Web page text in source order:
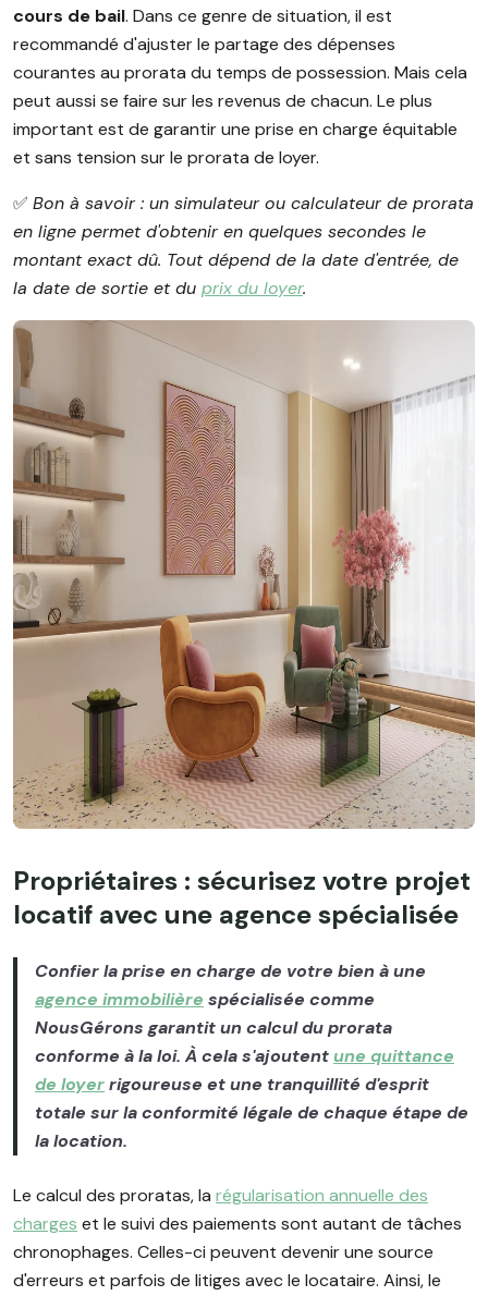
cours de bail. Dans ce genre de situation, il est
recommandé d'ajuster le partage des dépenses
courantes au prorata du temps de possession. Mais cela
peut aussi se faire sur les revenus de chacun. Le plus
important est de garantir une prise en charge équitable
et sans tension sur le prorata de loyer.
✅️ Bon à savoir : un simulateur ou calculateur de prorata
en ligne permet d'obtenir en quelques secondes le
montant exact dû. Tout dépend de la date d'entrée, de
la date de sortie et du prix du loyer.
Propriétaires : sécurisez votre projet
locatif avec une agence spécialisée
Confier la prise en charge de votre bien à une
agence immobilière spécialisée comme
NousGérons garantit un calcul du prorata
conforme à la loi. À cela s'ajoutentune quittance
de loyerrigoureuse et une tranquillité d'esprit
totale sur la conformité légale de chaque étape de
la location.
Le calcul des proratas, la régularisation annuelle des
charges et le suivi des paiements sont autant de tâches
chronophages. Celles-ci peuvent devenir une source
d'erreurs et parfois de litiges avec le locataire. Ainsi, le